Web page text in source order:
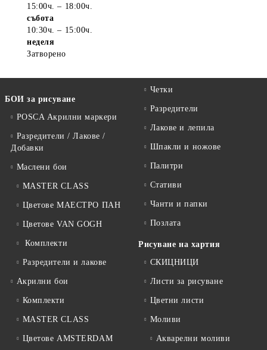
15:00ч. – 18:00ч.
събота
10:30ч. – 15:00ч.
неделя
Затворено
БОИ за рисуване
POSCA Акрилни маркери
Разредители / Лакове /
Добавки
Маслени бои
MASTER CLASS
Цветове МАЕСТРО ПАН
Цветове VAN GOGH
Комплекти
Разредители и лакове
Акрилни бои
Комплекти
MASTER CLASS
Цветове AMSTERDAM
Четки
Разредители
Лакове и лепила
Шпакли и ножове
Палитри
Стативи
Чанти и папки
Позлата
Рисуване на хартия
СКИЦНИЦИ
Листи за рисуване
Цветни листи
Моливи
Акварелни моливи